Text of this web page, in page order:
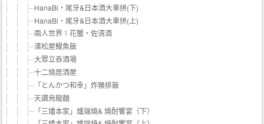
HanaBi‧尾牙&日本酒大車拼(下)
HanaBi‧尾牙&日本酒大車拼(上)
兩人世界∣花蟹‧佐清酒
濱松屋鰻魚飯
大眾立吞酒場
十二燒居酒屋
「とんかつ和幸」炸豬排飯
天讚烏龍麵
「三燔本家」爐端燒& 燒酎饗宴（下）